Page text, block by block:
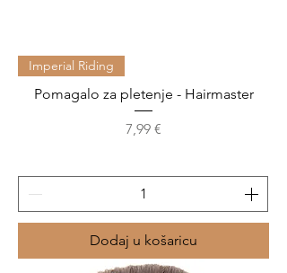
Imperial Riding
Pomagalo za pletenje - Hairmaster
Cijena
7,99 €
Dodaj u košaricu